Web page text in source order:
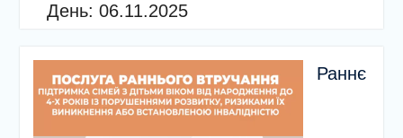
День: 06.11.2025
Раннє